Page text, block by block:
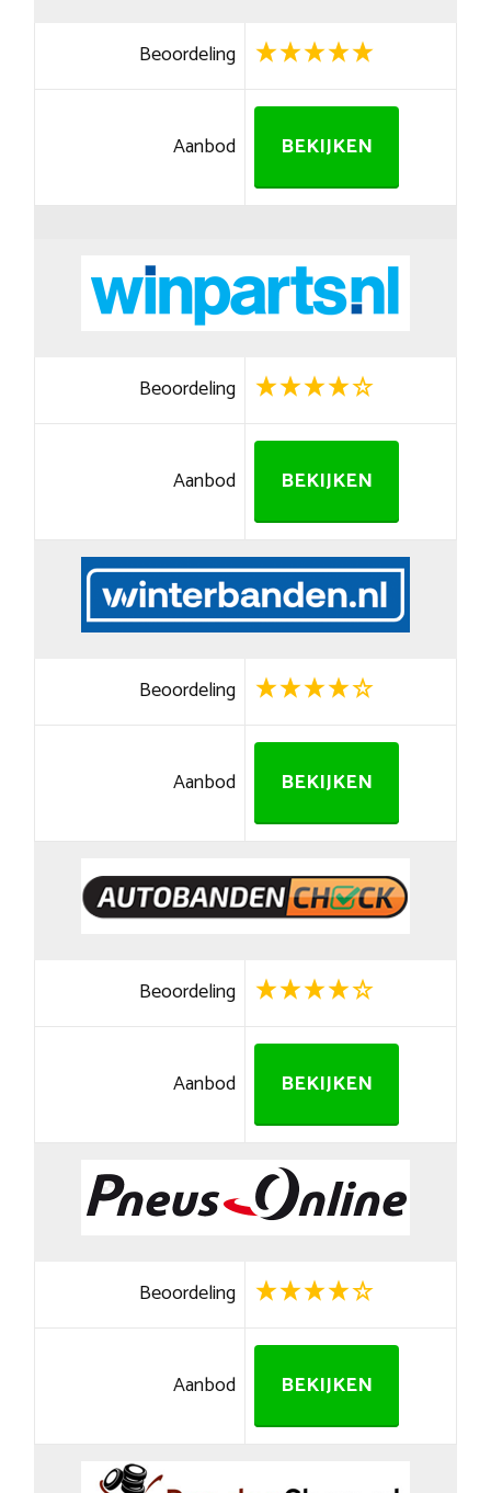
Beoordeling
Aanbod BEKIJKEN
Beoordeling
Aanbod BEKIJKEN
Beoordeling
Aanbod BEKIJKEN
Beoordeling
Aanbod BEKIJKEN
Beoordeling
Aanbod BEKIJKEN